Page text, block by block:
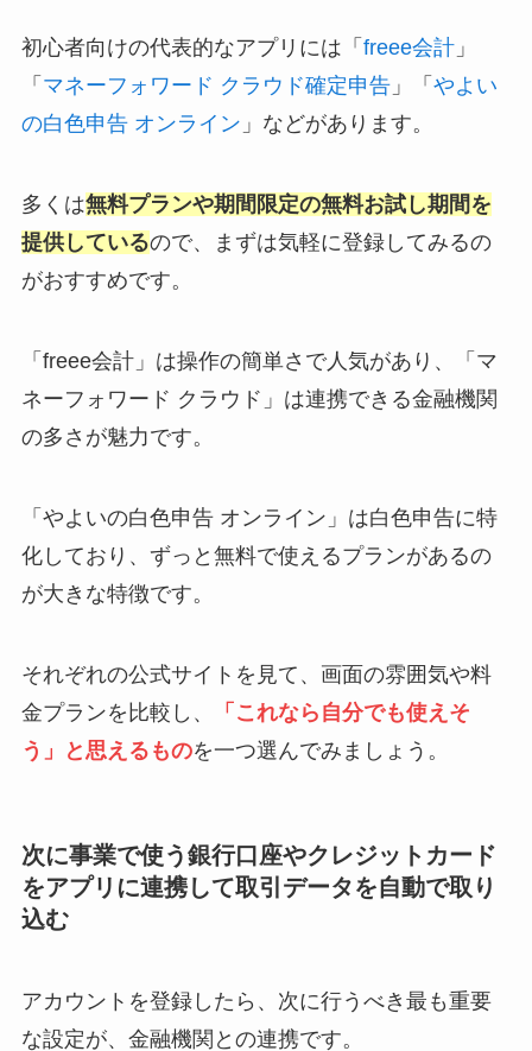
初心者向けの代表的なアプリには「 freee会計」
「 マネーフォワード クラウド確定申告」「 やよい
の白色申告 オンライン 」などがあります。
多くは無料プランや期間限定の無料お試し期間を
提供しているので、まずは気軽に登録してみるの
がおすすめです。
「freee会計」は操作の簡単さで人気があり、「マ
ネーフォワード クラウド」は連携できる金融機関
の多さが魅力です。
「やよいの白色申告 オンライン」は白色申告に特
化しており、ずっと無料で使えるプランがあるの
が大きな特徴です。
それぞれの公式サイトを見て、画面の雰囲気や料
金プランを比較し、
「これなら自分でも使えそ
う」と思えるものを一つ選んでみましょう。
次に事業で使う銀行口座やクレジットカード
をアプリに連携して取引データを自動で取り
込む
アカウントを登録したら、次に行うべき最も重要
な設定が、金融機関との連携です。